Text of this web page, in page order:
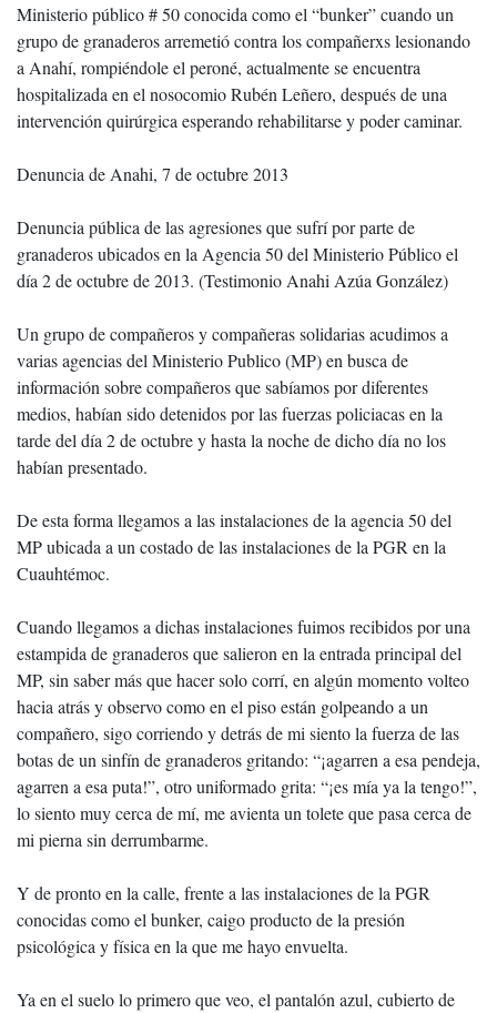
Ministerio público # 50 conocida como el “bunker” cuando un
grupo de granaderos arremetió contra los compañerxs lesionando
a Anahí, rompiéndole el peroné, actualmente se encuentra
hospitalizada en el nosocomio Rubén Leñero, después de una
intervención quirúrgica esperando rehabilitarse y poder caminar.
Denuncia de Anahi, 7 de octubre 2013
Denuncia pública de las agresiones que sufrí por parte de
granaderos ubicados en la Agencia 50 del Ministerio Público el
día 2 de octubre de 2013. (Testimonio Anahi Azúa González)
Un grupo de compañeros y compañeras solidarias acudimos a
varias agencias del Ministerio Publico (MP) en busca de
información sobre compañeros que sabíamos por diferentes
medios, habían sido detenidos por las fuerzas policiacas en la
tarde del día 2 de octubre y hasta la noche de dicho día no los
habían presentado.
De esta forma llegamos a las instalaciones de la agencia 50 del
MP ubicada a un costado de las instalaciones de la PGR en la
Cuauhtémoc.
Cuando llegamos a dichas instalaciones fuimos recibidos por una
estampida de granaderos que salieron en la entrada principal del
MP, sin saber más que hacer solo corrí, en algún momento volteo
hacia atrás y observo como en el piso están golpeando a un
compañero, sigo corriendo y detrás de mi siento la fuerza de las
botas de un sinfín de granaderos gritando: “¡agarren a esa pendeja,
agarren a esa puta!”, otro uniformado grita: “¡es mía ya la tengo!”,
lo siento muy cerca de mí, me avienta un tolete que pasa cerca de
mi pierna sin derrumbarme.
Y de pronto en la calle, frente a las instalaciones de la PGR
conocidas como el bunker, caigo producto de la presión
psicológica y física en la que me hayo envuelta.
Ya en el suelo lo primero que veo, el pantalón azul, cubierto de